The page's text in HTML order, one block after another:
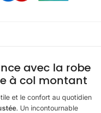
avec la robe
à col montant
et le confort au quotidien
. Un incontournable